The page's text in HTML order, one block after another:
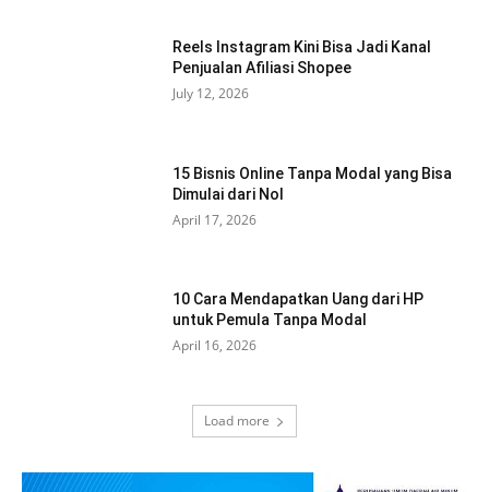
Reels Instagram Kini Bisa Jadi Kanal
Penjualan Afiliasi Shopee
July 12, 2026
15 Bisnis Online Tanpa Modal yang Bisa
Dimulai dari Nol
April 17, 2026
10 Cara Mendapatkan Uang dari HP
untuk Pemula Tanpa Modal
April 16, 2026
Load more